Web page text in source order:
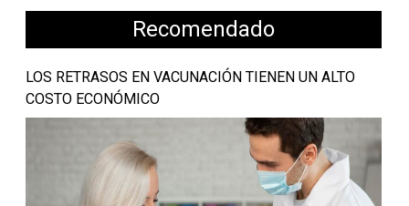
Recomendado
LOS RETRASOS EN VACUNACIÓN TIENEN UN ALTO
COSTO ECONÓMICO